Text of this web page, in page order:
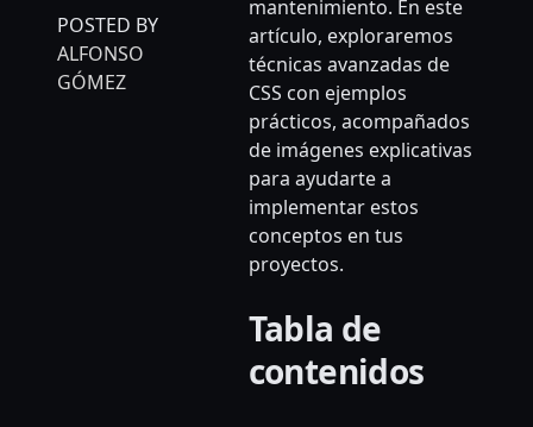
POSTED BY
ALFONSO
GÓMEZ
mantenimiento. En este
artículo, exploraremos
técnicas avanzadas de
CSS con ejemplos
prácticos, acompañados
de imágenes explicativas
para ayudarte a
implementar estos
conceptos en tus
proyectos.
Tabla de
contenidos